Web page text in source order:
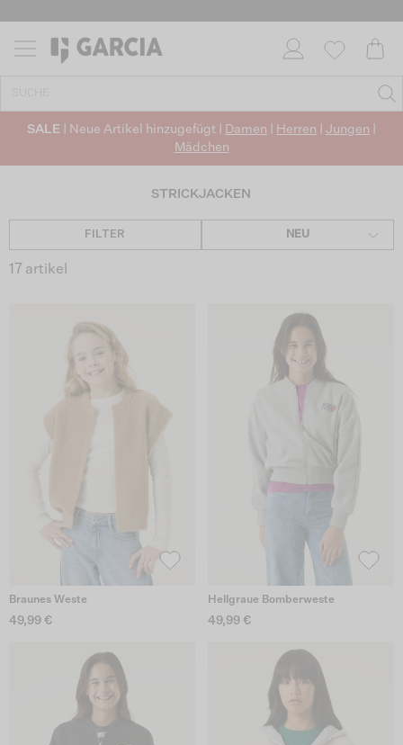
SALE | Neue Artikel hinzugefügt | Damen Herren Jungen
Mädchen
STRICKJACKEN
FILTER NEU
17 artikel
Braunes Weste
49,99 €
Hellgraue Bomberweste
49,99 €